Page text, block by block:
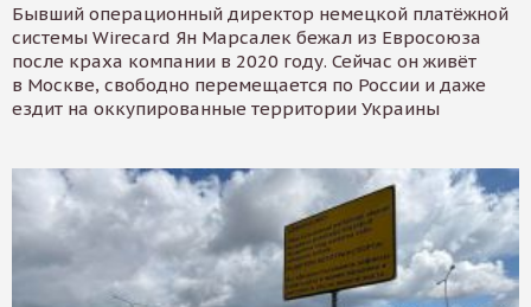
Бывший операционный директор немецкой платёжной
системы Wirecard Ян Марсалек бежал из Евросоюза
после краха компании в 2020 году. Сейчас он живёт
в Москве, свободно перемещается по России и даже
ездит на оккупированные территории Украины